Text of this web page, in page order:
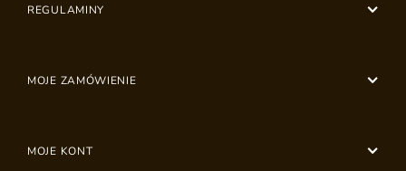
REGULAMINY
MOJE ZAMÓWIENIE
MOJE KONT